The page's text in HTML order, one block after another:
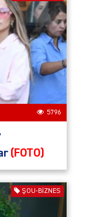
5796
(FOTO)
ŞOU-BIZNES